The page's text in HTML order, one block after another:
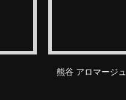
熊谷 アロマージュ